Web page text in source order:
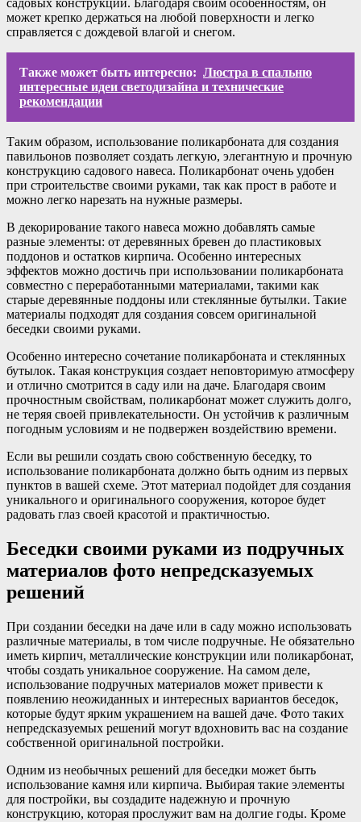
садовых конструкций. Благодаря своим особенностям, он
может крепко держаться на любой поверхности и легко
справляется с дождевой влагой и снегом.
Также может быть интересно: Люстра в спальню
интересные идеи светодизайна и технические
рекомендации
Таким образом, использование поликарбоната для создания
павильонов позволяет создать легкую, элегантную и прочную
конструкцию садового навеса. Поликарбонат очень удобен
при строительстве своими руками, так как прост в работе и
можно легко нарезать на нужные размеры.
В декорирование такого навеса можно добавлять самые
разные элементы: от деревянных бревен до пластиковых
поддонов и остатков кирпича. Особенно интересных
эффектов можно достичь при использовании поликарбоната
совместно с переработанными материалами, такими как
старые деревянные поддоны или стеклянные бутылки. Такие
материалы подходят для создания совсем оригинальной
беседки своими руками.
Особенно интересно сочетание поликарбоната и стеклянных
бутылок. Такая конструкция создает неповторимую атмосферу
и отлично смотрится в саду или на даче. Благодаря своим
прочностным свойствам, поликарбонат может служить долго,
не теряя своей привлекательности. Он устойчив к различным
погодным условиям и не подвержен воздействию времени.
Если вы решили создать свою собственную беседку, то
использование поликарбоната должно быть одним из первых
пунктов в вашей схеме. Этот материал подойдет для создания
уникального и оригинального сооружения, которое будет
радовать глаз своей красотой и практичностью.
Беседки своими руками из подручных
материалов фото непредсказуемых
решений
При создании беседки на даче или в саду можно использовать
различные материалы, в том числе подручные. Не обязательно
иметь кирпич, металлические конструкции или поликарбонат,
чтобы создать уникальное сооружение. На самом деле,
использование подручных материалов может привести к
появлению неожиданных и интересных вариантов беседок,
которые будут ярким украшением на вашей даче. Фото таких
непредсказуемых решений могут вдохновить вас на создание
собственной оригинальной постройки.
Одним из необычных решений для беседки может быть
использование камня или кирпича. Выбирая такие элементы
для постройки, вы создадите надежную и прочную
конструкцию, которая прослужит вам на долгие годы. Кроме